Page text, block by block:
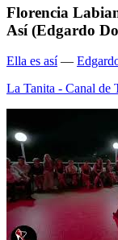
Florencia
Así (Edgardo
Ella es así —
La Tanita - Canal de